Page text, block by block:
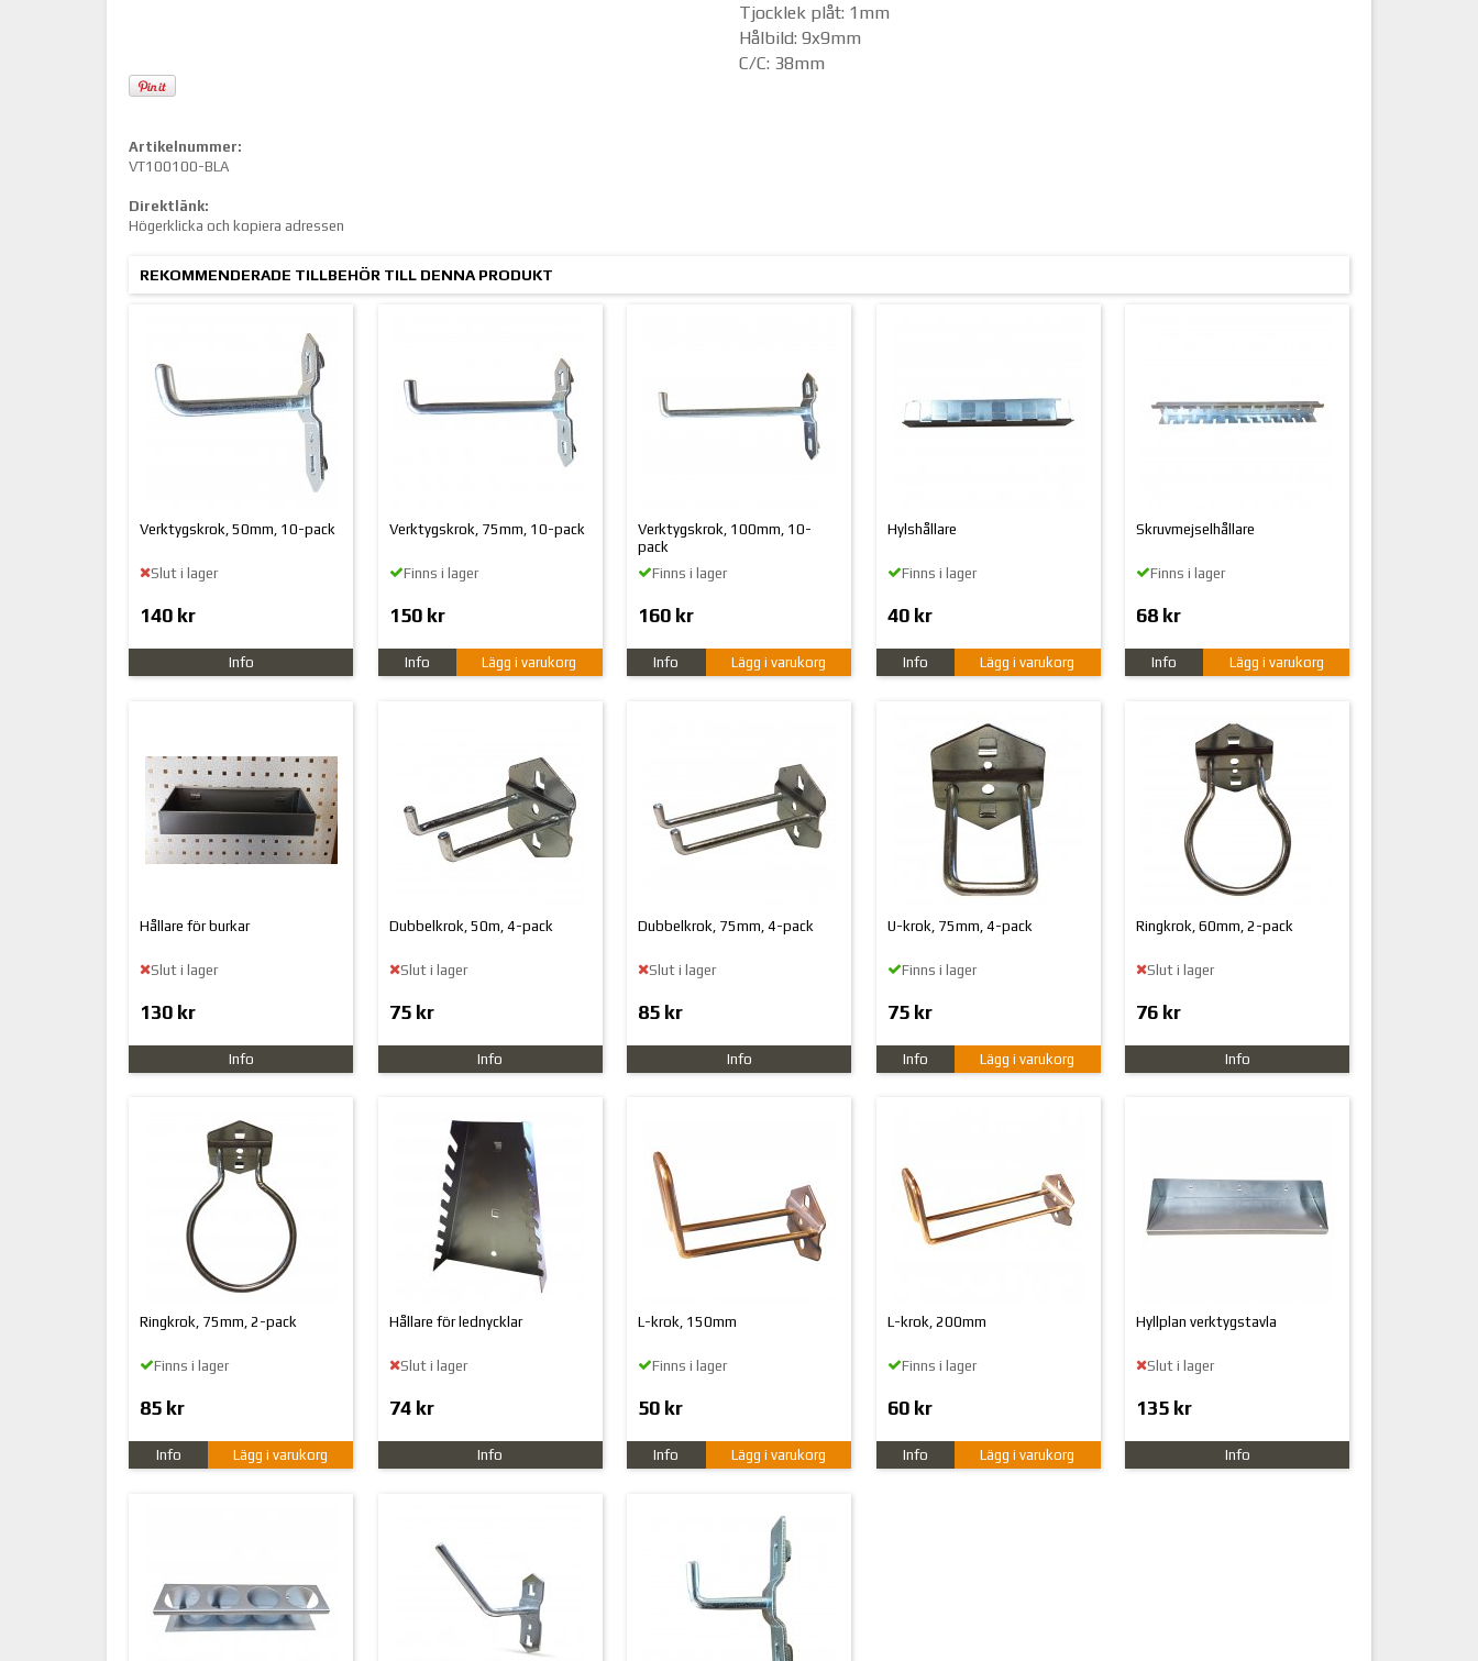
Tjocklek plåt: 1mm
Hålbild: 9x9mm
C/C: 38mm
Artikelnummer:
VT100100-BLA
Direktlänk:
Högerklicka och kopiera adressen
REKOMMENDERADE TILLBEHÖR TILL DENNA PRODUKT
Verktygskrok, 50mm, 10-pack
Slut i lager
140 kr
Info
Verktygskrok, 75mm, 10-pack
Finns i lager
150 kr
Info Lägg i varukorg
Verktygskrok, 100mm, 10-
pack
Finns i lager
160 kr
Info Lägg i varukorg
Hylshållare
Finns i lager
40 kr
Info Lägg i varukorg
Skruvmejselhållare
Finns i lager
68 kr
Info Lägg i varukorg
Hållare för burkar
Slut i lager
130 kr
Info
Dubbelkrok, 50m, 4-pack
Slut i lager
75 kr
Info
Dubbelkrok, 75mm, 4-pack
Slut i lager
85 kr
Info
U-krok, 75mm, 4-pack
Finns i lager
75 kr
Info Lägg i varukorg
Ringkrok, 60mm, 2-pack
Slut i lager
76 kr
Info
Ringkrok, 75mm, 2-pack
Finns i lager
85 kr
Info Lägg i varukorg
Hållare för lednycklar
Slut i lager
74 kr
Info
L-krok, 150mm
Finns i lager
50 kr
Info Lägg i varukorg
L-krok, 200mm
Finns i lager
60 kr
Info Lägg i varukorg
Hyllplan verktygstavla
Slut i lager
135 kr
Info